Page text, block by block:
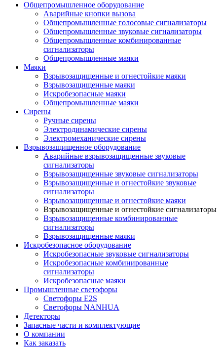
Общепромышленное оборудование
Аварийные кнопки вызова
Общепромышленные голосовые сигнализаторы
Общепромышленные звуковые сигнализаторы
Общепромышленные комбинированные
сигнализаторы
Общепромышленные маяки
Маяки
Взрывозащищенные и огнестойкие маяки
Взрывозащищенные маяки
Искробезопасные маяки
Общепромышленные маяки
Сирены
Ручные сирены
Электродинамические сирены
Электромеханические сирены
Взрывозащищенное оборудование
Аварийные взрывозащищенные звуковые
сигнализаторы
Взрывозащищенные звуковые сигнализаторы
Взрывозащищенные и огнестойкие звуковые
сигнализаторы
Взрывозащищенные и огнестойкие маяки
Взрывозащищенные и огнестойкие сигнализаторы
Взрывозащищенные комбинированные
сигнализаторы
Взрывозащищенные маяки
Искробезопасное оборудование
Искробезопасные звуковые сигнализаторы
Искробезопасные комбинированные
сигнализаторы
Искробезопасные маяки
Промышленные светофоры
Светофоры E2S
Светофоры NANHUA
Детекторы
Запасные части и комплектующие
О компании
Как заказать